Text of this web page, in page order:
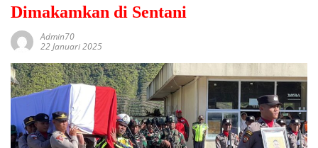
Dimakamkan di Sentani
Admin70
22 Januari 2025